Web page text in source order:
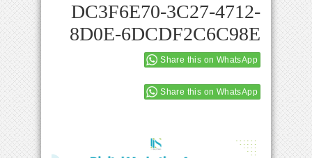
DC3F6E70-3C27-4712-
8D0E-6DCDF2C6C98E
Share this on WhatsApp
Share this on WhatsApp